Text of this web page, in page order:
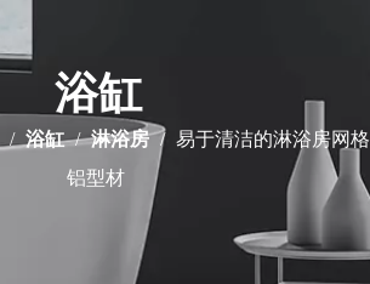
浴缸
/ 浴缸 / 淋浴房 / 易于清洁的淋浴房网格
铝型材